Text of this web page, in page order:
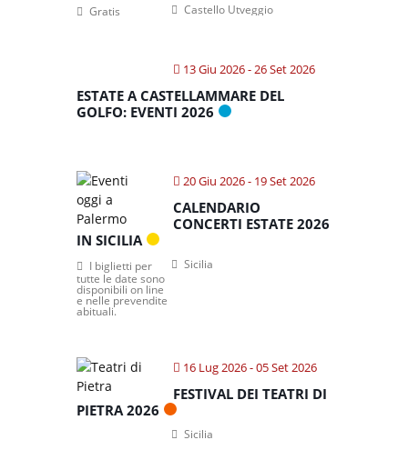
Castello Utveggio
Gratis
13 Giu 2026- 26 Set 2026
ESTATE A CASTELLAMMARE DEL
GOLFO: EVENTI 2026
20 Giu 2026- 19 Set 2026
CALENDARIO
CONCERTI ESTATE 2026
IN SICILIA
Sicilia
I biglietti per
tutte le date sono
disponibili on line
e nelle prevendite
abituali.
16 Lug 2026- 05 Set 2026
FESTIVAL DEI TEATRI DI
PIETRA 2026
Sicilia